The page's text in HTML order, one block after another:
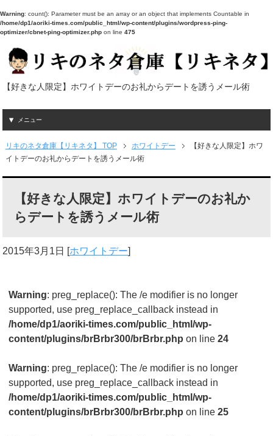
Warning: count(): Parameter must be an array or an object that implements Countable in
/home/dp1/aoriki-times.com/public_html/wp-content/plugins/wordpress-ping-
optimizer/cbnet-ping-optimizer.php on line 475
【好きな人限定】ホワイトデーのお礼からデートを誘うメール術
メニュー
リキのネタ倉庫【リキネタ】 TOP ホワイトデー
【好きな人限定】ホワ
イトデーのお礼からデートを誘うメール術
【好きな人限定】ホワイトデーのお礼か
らデートを誘うメール術
2015年3月1日 [ホワイトデー]
Warning: preg_replace(): The /e modifier is no longer
supported, use preg_replace_callback instead in
/home/dp1/aoriki-times.com/public_html/wp-
content/plugins/brBrbr300/brBrbr.php on line24
Warning: preg_replace(): The /e modifier is no longer
supported, use preg_replace_callback instead in
/home/dp1/aoriki-times.com/public_html/wp-
content/plugins/brBrbr300/brBrbr.php on line25